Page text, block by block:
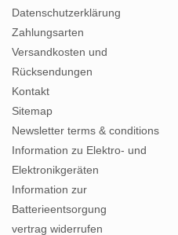
Datenschutzerklärung
Zahlungsarten
Versandkosten und
Rücksendungen
Kontakt
Sitemap
Newsletter terms & conditions
Information zu Elektro- und
Elektronikgeräten
Information zur
Batterieentsorgung
vertrag widerrufen